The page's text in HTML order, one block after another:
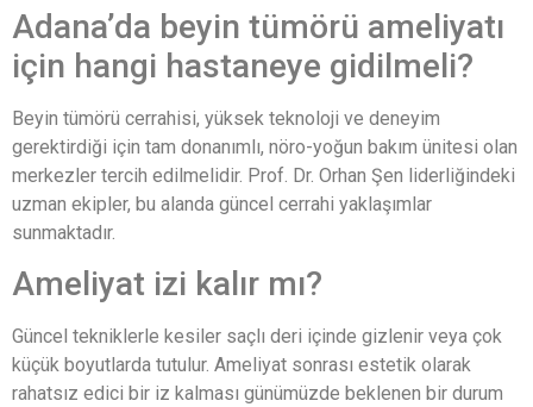
Adana’da beyin tümörü ameliyatı
için hangi hastaneye gidilmeli?
Beyin tümörü cerrahisi, yüksek teknoloji ve deneyim
gerektirdiği için tam donanımlı, nöro-yoğun bakım ünitesi olan
merkezler tercih edilmelidir. Prof. Dr. Orhan Şen liderliğindeki
uzman ekipler, bu alanda güncel cerrahi yaklaşımlar
sunmaktadır.
Ameliyat izi kalır mı?
Güncel tekniklerle kesiler saçlı deri içinde gizlenir veya çok
küçük boyutlarda tutulur. Ameliyat sonrası estetik olarak
rahatsız edici bir iz kalması günümüzde beklenen bir durum